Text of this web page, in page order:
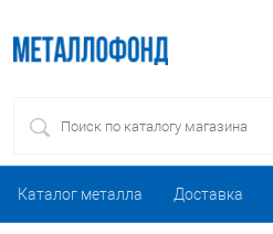
Каталог металла Доставка